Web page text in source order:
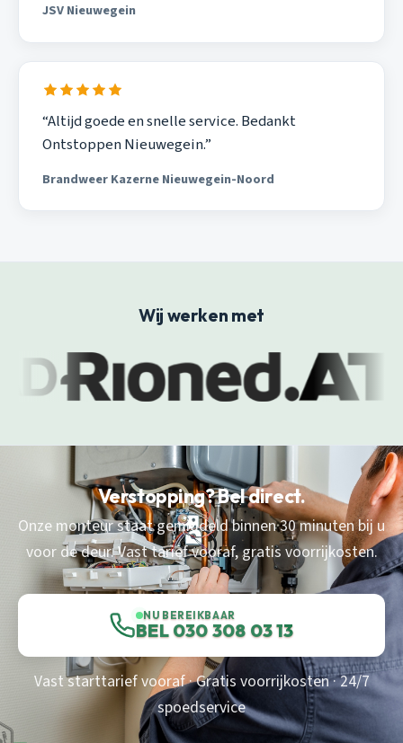
JSV Nieuwegein
“Altijd goede en snelle service. Bedankt
Ontstoppen Nieuwegein.”
Brandweer Kazerne Nieuwegein-Noord
Wij werken met
Verstopping? Bel direct.
Onze monteur staat gemiddeld binnen 30 minuten bij u
voor de deur. Vast tarief vooraf, gratis voorrijkosten.
NU BEREIKBAAR
BEL 030 308 03 13
Vast starttarief vooraf · Gratis voorrijkosten · 24/7
spoedservice